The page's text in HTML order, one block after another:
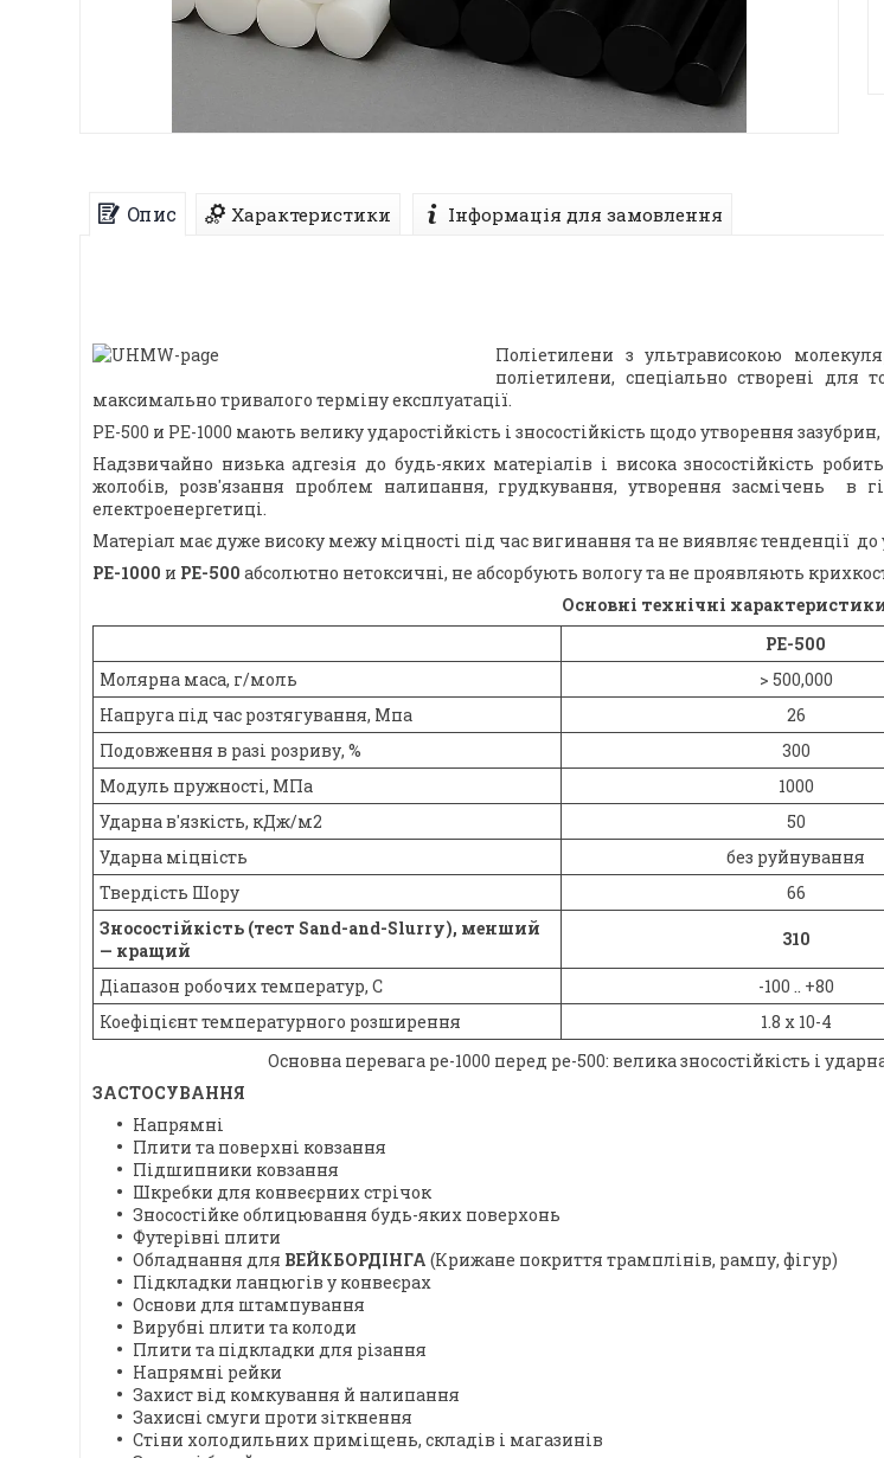
Опис Характеристики Інформація для замовлення
Поліетилени з ультрависокою
поліетилени, спеціально створені
максимально тривалого терміну експлуатації.
PE-500 и PE-1000 мають велику ударостійкість і зносостійкість щодо утворення
Надзвичайно низька адгезія до будь-яких матеріалів і висока зносостійкість
жолобів, розв'язання проблем налипання, грудкування, утворення засмічень в
електроенергетиці.
Матеріал має дуже високу межу міцності під час вигинання та не виявляє тенденції
PE-1000 и PE-500 абсолютно нетоксичні, не абсорбують вологу та не проявляють
Основні технічні
РЕ-500
Молярна маса, г/моль
> 500,000
Напруга під час розтягування, Мпа
26
Подовження в разі розриву, %
300
Модуль пружності, МПа
1000
Ударна в'язкість, кДж/м2
50
Ударна міцність
без руйнування
Твердість Шору
66
Зносостійкість (тест Sand-and-Slurry), менший
— кращий
310
Діапазон робочих температур, С -100 .. +80
Коефіцієнт температурного розширення
1.8 х 10-4
Основна перевага ре-1000 перед ре-500: велика зносостійкість і
ЗАСТОСУВАННЯ
Напрямні
Плити та поверхні ковзання
Підшипники ковзання
Шкребки для конвеєрних стрічок
Зносостійке облицювання будь-яких поверхонь
Футерівні плити
Обладнання для ВЕЙКБОРДІНГА (Крижане покриття трамплінів, рампу, фігур)
Підкладки ланцюгів у конвеєрах
Основи для штампування
Вирубні плити та колоди
Плити та підкладки для різання
Напрямні рейки
Захист від комкування й налипання
Захисні смуги проти зіткнення
Стіни холодильних приміщень, складів і магазинів